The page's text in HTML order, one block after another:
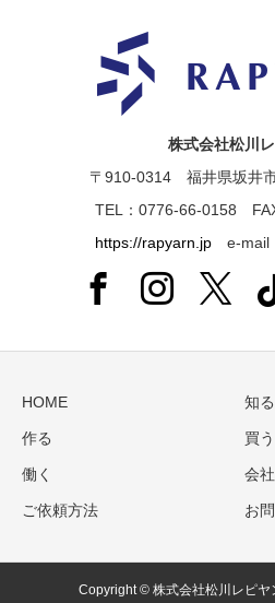
株式会社松川
〒910-0314 福井県坂井
TEL：0776-66-0158
https://rapyarn.jpe-mail
HOME 知る
作る 買う
働く 会
ご依頼方法 お
Copyright © 株式会社松川レピ